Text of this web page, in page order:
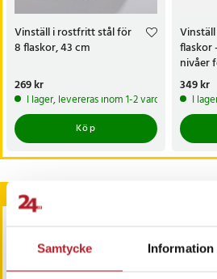
Samtycke Information
Vinställ i rostfritt stål för
8 flaskor, 43 cm
Pris:269 kr
269 kr
I lager, levereras inom 1-2 vardagar
Köp
flaskor
nivåer
Pris:
349 kr
I
Andra köpte också